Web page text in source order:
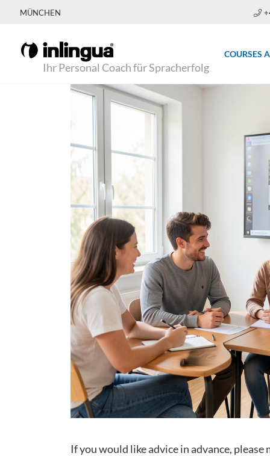
MÜNCHEN
Ihr Personal Coach für Spracherfolg
COURSES
If you would like advice in advance,